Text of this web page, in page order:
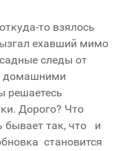
то взялось
ехавший мимо
следы от
домашними
решаетесь
Дорого? Что
бывает так, что и
становится